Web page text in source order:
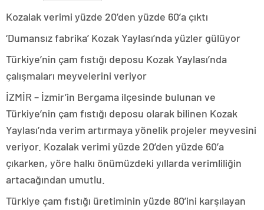
Kozalak verimi yüzde 20’den yüzde 60’a çıktı
‘Dumansız fabrika’ Kozak Yaylası’nda yüzler gülüyor
Türkiye’nin çam fıstığı deposu Kozak Yaylası’nda
çalışmaları meyvelerini veriyor
İZMİR – İzmir’in Bergama ilçesinde bulunan ve
Türkiye’nin çam fıstığı deposu olarak bilinen Kozak
Yaylası’nda verim artırmaya yönelik projeler meyvesini
veriyor. Kozalak verimi yüzde 20’den yüzde 60’a
çıkarken, yöre halkı önümüzdeki yıllarda verimliliğin
artacağından umutlu.
Türkiye çam fıstığı üretiminin yüzde 80’ini karşılayan